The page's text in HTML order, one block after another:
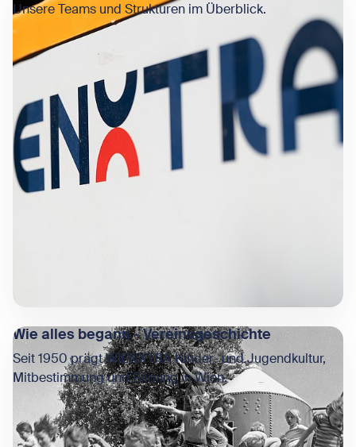
Unsere Teams und Strukturen im Überblick.
Wie alles begann - Vereinsgeschichte
Seit 1950 prägt WIENXTRA Kinder- und Jugendkultur,
Mitbestimmung und Bildung in Wien.